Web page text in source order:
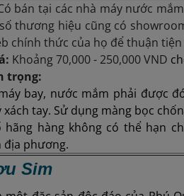
bán tại các nhà máy nước
thương hiệu cũng có
chính thức của họ để thuận tiện
Khoảng70,000 - 250,000 VND
trọng:
bay, nước mắm phải được
xách tay. Sử dụng màng bọc
hãng hàng không có thể hạn
địa phương.
Sim